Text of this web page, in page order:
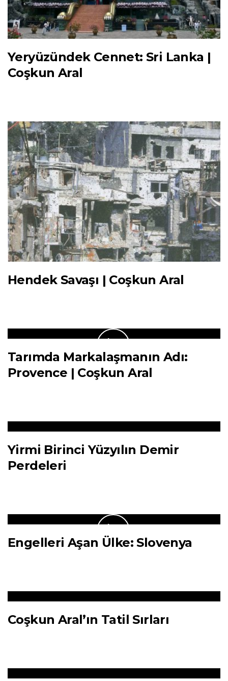
Yeryüzündek Cennet: Sri Lanka |
Coşkun Aral
Hendek Savaşı | Coşkun Aral
Tarımda Markalaşmanın Adı:
Provence | Coşkun Aral
Yirmi Birinci Yüzyılın Demir
Perdeleri
Engelleri Aşan Ülke: Slovenya
Coşkun Aral’ın Tatil Sırları